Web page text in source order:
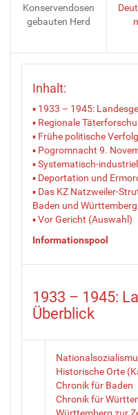
Konservendosen
gebauten Herd
Inhalt:
▪ 1933 – 1945:
▪ Regionale
▪ Frühe politische
▪ Pogromnacht 9.
▪ Systematisch-
▪ Deportation und
▪ Das KZ Natzweiler-
Baden und
▪ Vor Gericht (Auswahl)
Informationspool
1933 – 1945:
Überblick
Historische Orte
Chronik für Baden
Chronik für